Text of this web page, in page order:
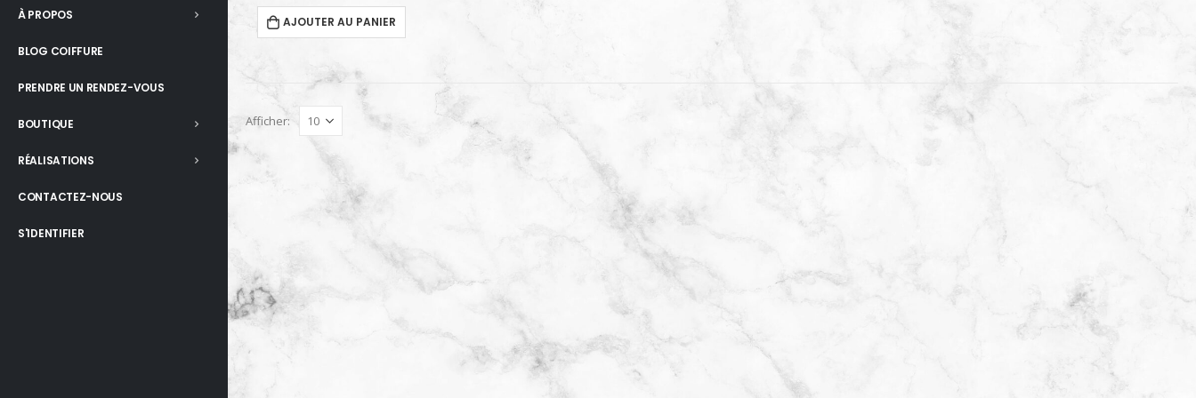
À PROPOS
BLOG COIFFURE
PRENDRE UN RENDEZ-VOUS
BOUTIQUE
RÉALISATIONS
CONTACTEZ-NOUS
S'IDENTIFIER
AJOUTER AU PANIER
Afficher: